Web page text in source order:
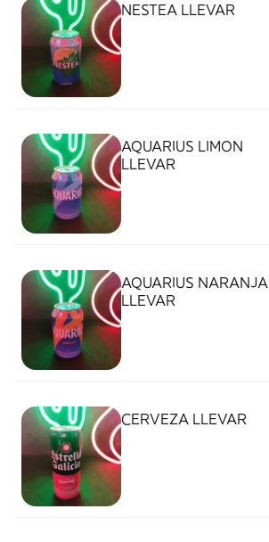
NESTEA LLEVAR
AQUARIUS LIMON
LLEVAR
AQUARIUS NARANJA
LLEVAR
CERVEZA LLEVAR